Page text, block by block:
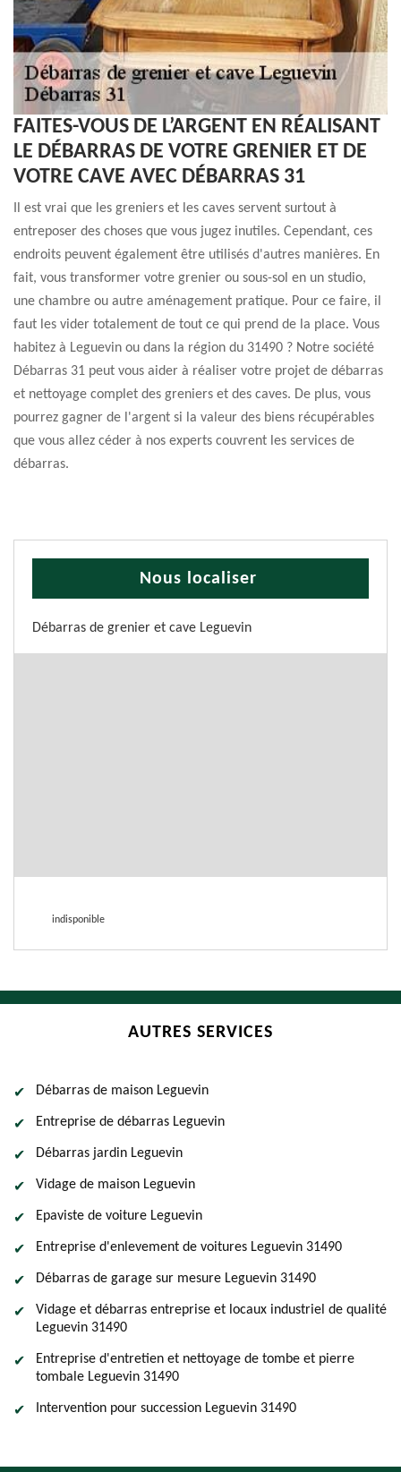
FAITES-VOUS DE L’ARGENT EN RÉALISANT
LE DÉBARRAS DE VOTRE GRENIER ET DE
VOTRE CAVE AVEC DÉBARRAS 31
Il est vrai que les greniers et les caves servent surtout à
entreposer des choses que vous jugez inutiles. Cependant, ces
endroits peuvent également être utilisés d'autres manières. En
fait, vous transformer votre grenier ou sous-sol en un studio,
une chambre ou autre aménagement pratique. Pour ce faire, il
faut les vider totalement de tout ce qui prend de la place. Vous
habitez à Leguevin ou dans la région du 31490 ? Notre société
Débarras 31 peut vous aider à réaliser votre projet de débarras
et nettoyage complet des greniers et des caves. De plus, vous
pourrez gagner de l'argent si la valeur des biens récupérables
que vous allez céder à nos experts couvrent les services de
débarras.
Nous localiser
Débarras de grenier et cave Leguevin
indisponible
AUTRES SERVICES
Débarras de maison Leguevin
Entreprise de débarras Leguevin
Débarras jardin Leguevin
Vidage de maison Leguevin
Epaviste de voiture Leguevin
Entreprise d'enlevement de voitures Leguevin 31490
Débarras de garage sur mesure Leguevin 31490
Vidage et débarras entreprise et locaux industriel de qualité
Leguevin 31490
Entreprise d'entretien et nettoyage de tombe et pierre
tombale Leguevin 31490
Intervention pour succession Leguevin 31490